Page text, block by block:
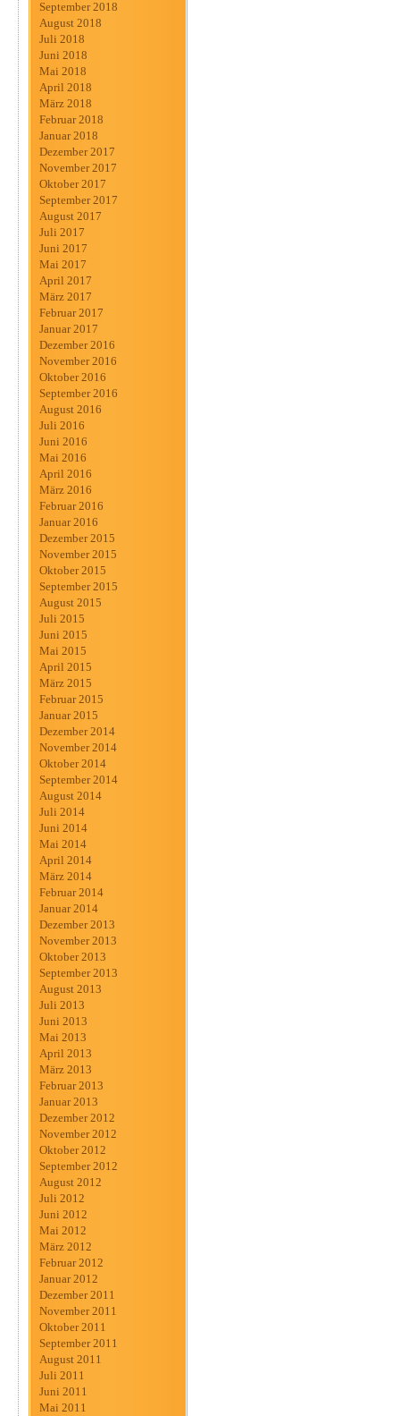
September 2018
August 2018
Juli 2018
Juni 2018
Mai 2018
April 2018
März 2018
Februar 2018
Januar 2018
Dezember 2017
November 2017
Oktober 2017
September 2017
August 2017
Juli 2017
Juni 2017
Mai 2017
April 2017
März 2017
Februar 2017
Januar 2017
Dezember 2016
November 2016
Oktober 2016
September 2016
August 2016
Juli 2016
Juni 2016
Mai 2016
April 2016
März 2016
Februar 2016
Januar 2016
Dezember 2015
November 2015
Oktober 2015
September 2015
August 2015
Juli 2015
Juni 2015
Mai 2015
April 2015
März 2015
Februar 2015
Januar 2015
Dezember 2014
November 2014
Oktober 2014
September 2014
August 2014
Juli 2014
Juni 2014
Mai 2014
April 2014
März 2014
Februar 2014
Januar 2014
Dezember 2013
November 2013
Oktober 2013
September 2013
August 2013
Juli 2013
Juni 2013
Mai 2013
April 2013
März 2013
Februar 2013
Januar 2013
Dezember 2012
November 2012
Oktober 2012
September 2012
August 2012
Juli 2012
Juni 2012
Mai 2012
März 2012
Februar 2012
Januar 2012
Dezember 2011
November 2011
Oktober 2011
September 2011
August 2011
Juli 2011
Juni 2011
Mai 2011